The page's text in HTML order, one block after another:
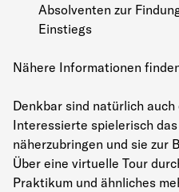
Absolventen zur
Einstiegs
Nähere Informationen
Denkbar sind natürlich
Interessierte spielerisch
näherzubringen und sie zur
Über eine virtuelle Tour
Praktikum und ähnliches